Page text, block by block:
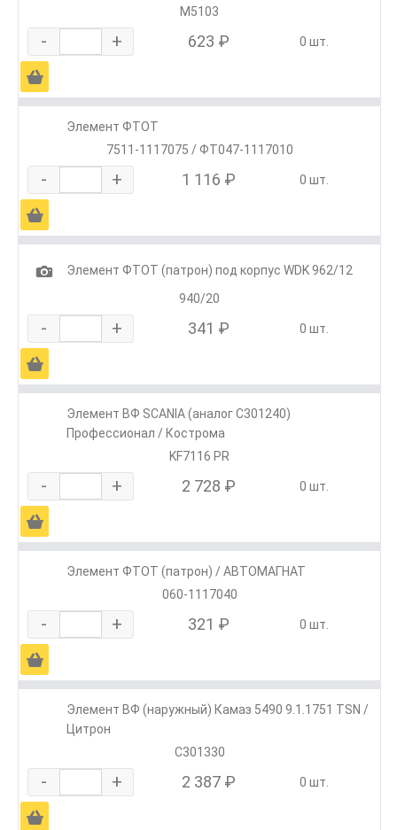
М5103
- + 623 ₽ 0 шт.
Ä
Элемент ФТОТ
7511-1117075 / ФТ047-1117010
- + 1 116 ₽ 0 шт.
Ä
1
Элемент ФТОТ (патрон) под корпус WDK 962/12
940/20
- + 341 ₽ 0 шт.
Ä
Элемент ВФ SCANIА (аналог С301240)
Профессионал / Кострома
KF7116 PR
- + 2 728 ₽ 0 шт.
Ä
Элемент ФТОТ (патрон) / АВТОМАГНАТ
060-1117040
- + 321 ₽ 0 шт.
Ä
Элемент ВФ (наружный) Камаз 5490 9.1.1751 TSN /
Цитрон
C301330
- + 2 387 ₽ 0 шт.
Ä